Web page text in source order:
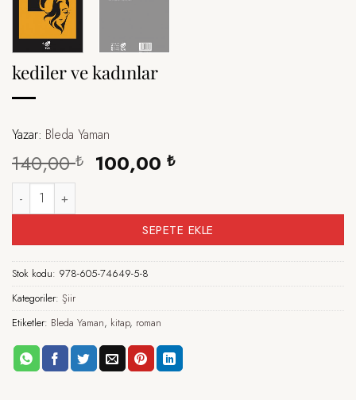
kediler ve kadınlar
Yazar: Bleda Yaman
140,00₺ Orijinal
fiyat:
100,00₺Şu
100,00 ₺.
kediler ve kadınlar adet
SEPETE EKLE
Stok kodu: 978-605-74649-5-8
Kategoriler: Şiir
Etiketler: Bleda Yaman, kitap, roman